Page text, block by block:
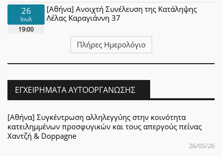
26
Ιουλ
19:00
[Αθήνα] Ανοιχτή Συνέλευση της Κατάληψης
Λέλας Καραγιάννη 37
Πλήρες Ημερολόγιο
ΕΓΧΕΙΡΉΜΑΤΑ ΑΥΤΟΟΡΓΆΝΩΣΗΣ
[Αθήνα] Συγκέντρωση αλληλεγγύης στην κοινότητα
κατειλημμένων προσφυγικών και τους απεργούς πείνας
Χαντζή & Doppagne
26/05/26